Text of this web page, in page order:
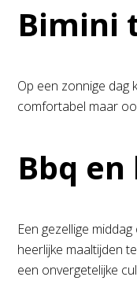
Bimini
Op een zonnige dag
comfortabel maar
Bbq
Een gezellige
heerlijke maaltijden
een onvergetelijke